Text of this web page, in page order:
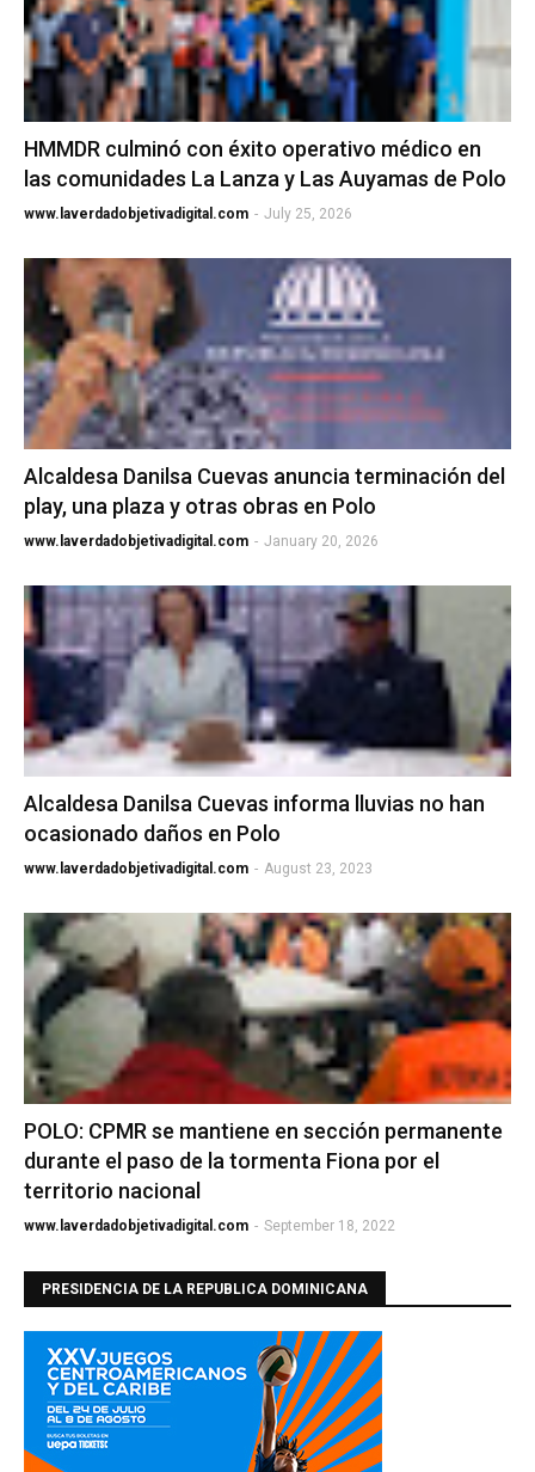
HMMDR culminó con éxito operativo médico en
las comunidades La Lanza y Las Auyamas de Polo
www.laverdadobjetivadigital.com - July 25, 2026
Alcaldesa Danilsa Cuevas anuncia terminación del
play, una plaza y otras obras en Polo
www.laverdadobjetivadigital.com - January 20, 2026
Alcaldesa Danilsa Cuevas informa lluvias no han
ocasionado daños en Polo
www.laverdadobjetivadigital.com - August 23, 2023
POLO: CPMR se mantiene en sección permanente
durante el paso de la tormenta Fiona por el
territorio nacional
www.laverdadobjetivadigital.com - September 18, 2022
PRESIDENCIA DE LA REPUBLICA DOMINICANA